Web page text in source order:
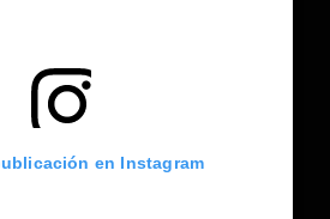
en Instagram